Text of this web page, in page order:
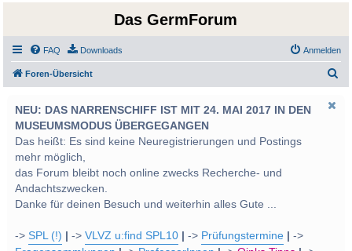
Das GermForum
FAQ Downloads Anmelden
Foren-Übersicht
NEU: DAS NARRENSCHIFF IST MIT 24. MAI 2017 IN DEN
MUSEUMSMODUS ÜBERGEGANGEN
Das heißt: Es sind keine Neuregistrierungen und Postings
mehr möglich,
das Forum bleibt noch online zwecks Recherche- und
Andachtszwecken.
Danke für deinen Besuch und weiterhin alles Gute ...
->SPL (!) ->VLVZ u:find SPL10 -> Prüfungstermine
->